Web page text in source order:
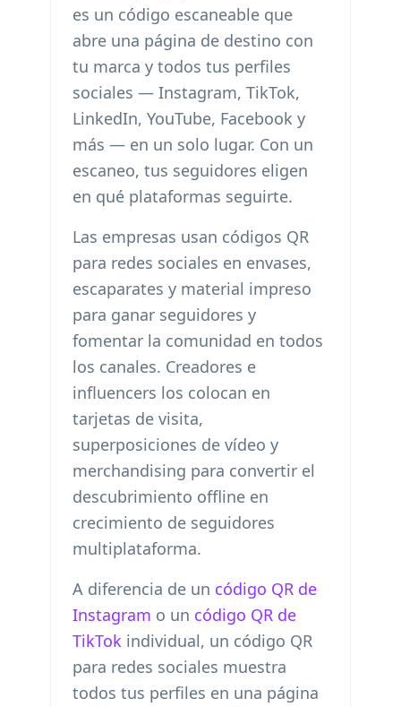
es un código escaneable que
abre una página de destino con
tu marca y todos tus perfiles
sociales — Instagram, TikTok,
LinkedIn, YouTube, Facebook y
más — en un solo lugar. Con un
escaneo, tus seguidores eligen
en qué plataformas seguirte.
Las empresas usan códigos QR
para redes sociales en envases,
escaparates y material impreso
para ganar seguidores y
fomentar la comunidad en todos
los canales. Creadores e
influencers los colocan en
tarjetas de visita,
superposiciones de vídeo y
merchandising para convertir el
descubrimiento offline en
crecimiento de seguidores
multiplataforma.
A diferencia de un código QR de
Instagram o un código QR de
TikTok individual, un código QR
para redes sociales muestra
todos tus perfiles en una página